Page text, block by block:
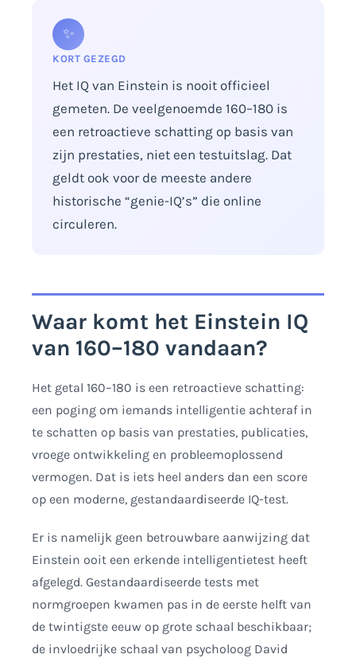
✨
KORT GEZEGD
Het IQ van Einstein is nooit officieel
gemeten. De veelgenoemde 160–180 is
een retroactieve schatting op basis van
zijn prestaties, niet een testuitslag. Dat
geldt ook voor de meeste andere
historische “genie-IQ’s” die online
circuleren.
Waar komt het Einstein IQ
van 160–180 vandaan?
Het getal 160–180 is een retroactieve schatting:
een poging om iemands intelligentie achteraf in
te schatten op basis van prestaties, publicaties,
vroege ontwikkeling en probleemoplossend
vermogen. Dat is iets heel anders dan een score
op een moderne, gestandaardiseerde IQ-test.
Er is namelijk geen betrouwbare aanwijzing dat
Einstein ooit een erkende intelligentietest heeft
afgelegd. Gestandaardiseerde tests met
normgroepen kwamen pas in de eerste helft van
de twintigste eeuw op grote schaal beschikbaar;
de invloedrijke schaal van psycholoog David